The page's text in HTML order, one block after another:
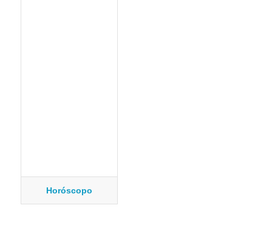
Horóscopo